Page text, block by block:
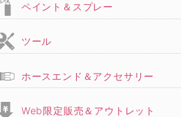
ペイント＆スプレー
ツール
ホースエンド＆アクセサリー
Web限定販売＆アウトレット